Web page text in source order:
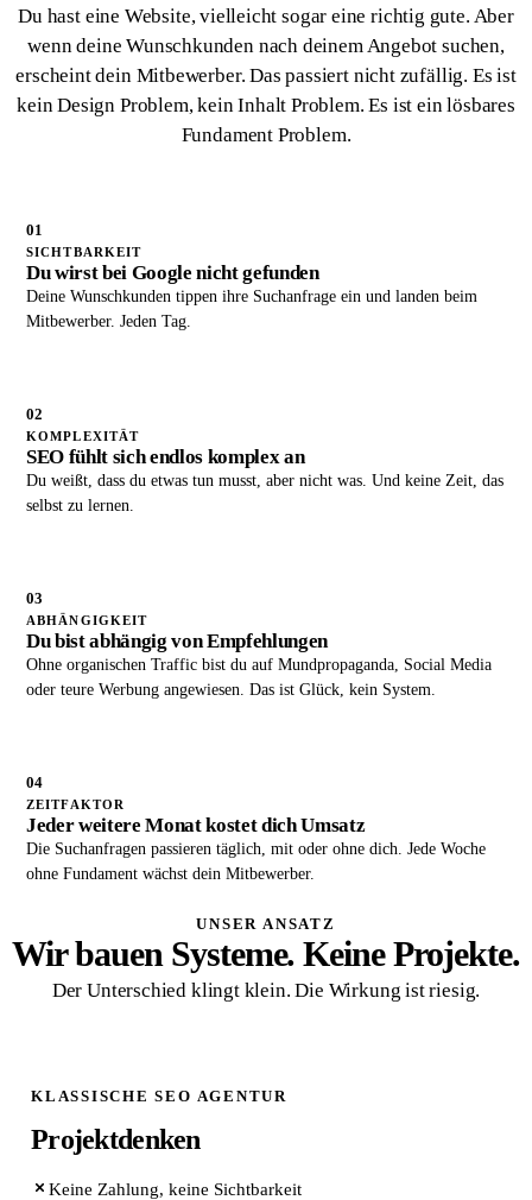
Du hast eine Website, vielleicht sogar eine richtig gute. Aber
wenn deine Wunschkunden nach deinem Angebot suchen,
erscheint dein Mitbewerber. Das passiert nicht zufällig. Es ist
kein Design Problem, kein Inhalt Problem. Es ist ein lösbares
Fundament Problem.
01
SICHTBARKEIT
Du wirst bei Google nicht gefunden
Deine Wunschkunden tippen ihre Suchanfrage ein und landen beim
Mitbewerber. Jeden Tag.
02
KOMPLEXITÄT
SEO fühlt sich endlos komplex an
Du weißt, dass du etwas tun musst, aber nicht was. Und keine Zeit, das
selbst zu lernen.
03
ABHÄNGIGKEIT
Du bist abhängig von Empfehlungen
Ohne organischen Traffic bist du auf Mundpropaganda, Social Media
oder teure Werbung angewiesen. Das ist Glück, kein System.
04
ZEITFAKTOR
Jeder weitere Monat kostet dich Umsatz
Die Suchanfragen passieren täglich, mit oder ohne dich. Jede Woche
ohne Fundament wächst dein Mitbewerber.
UNSER ANSATZ
Wir bauen Systeme. Keine Projekte.
Der Unterschied klingt klein. Die Wirkung ist riesig.
KLASSISCHE SEO AGENTUR
Projektdenken
Keine Zahlung, keine Sichtbarkeit